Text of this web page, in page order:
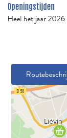
Openingstijden
Heel het jaar 2026